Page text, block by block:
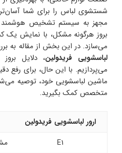
شستشوی لباس را برای شما
مجهز به سیستم تشخیص
بروز هرگونه مشکل، با نمایش یک
می‌سازد. در این بخش از مقاله به
لباسشویی فریدولین، دلایل
می‌پردازیم. با این حال، برای رفع
ماشین لباسشویی خود، توصیه
متخصص کمک بگیرید.
ارور لباسشویی فریدولین
E1